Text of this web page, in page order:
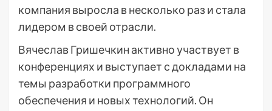
компания выросла в несколько раз и стала
лидером в своей отрасли.
Вячеслав Гришечкин активно участвует в
конференциях и выступает с докладами на
темы разработки программного
обеспечения и новых технологий. Он